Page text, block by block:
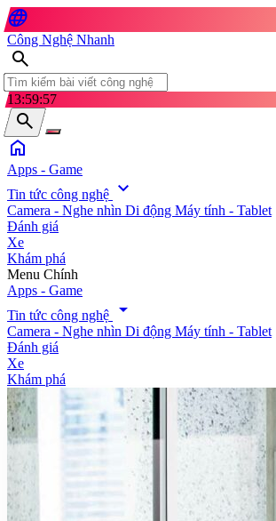
language
Công Nghệ Nhanh
search
13:59:59
search
home
Apps - Game
Tin tức công nghệ expand_more
Camera - Nghe nhìn Di động Máy tính - Tablet
Đánh giá
Xe
Khám phá
search
Menu Chính
Apps - Game
Tin tức công nghệ
arrow_drop_down
Camera - Nghe nhìn Di động Máy tính - Tablet
Đánh giá
Xe
Khám phá